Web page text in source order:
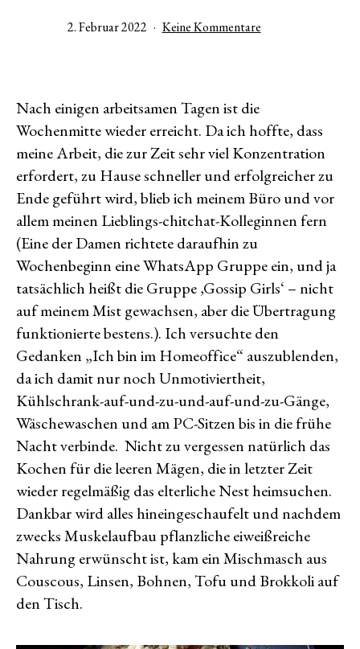
Veröffentlicht
2. Februar 2022 Keine Kommentarezu
Nach einigen arbeitsamen Tagen ist die
Wochenmitte wieder erreicht. Da ich hoffte, dass
meine Arbeit, die zur Zeit sehr viel Konzentration
erfordert, zu Hause schneller und erfolgreicher zu
Ende geführt wird, blieb ich meinem Büro und vor
allem meinen Lieblings-chitchat-Kolleginnen fern
(Eine der Damen richtete daraufhin zu
Wochenbeginn eine WhatsApp Gruppe ein, und ja
tatsächlich heißt die Gruppe ‚Gossip Girls‘ – nicht
auf meinem Mist gewachsen, aber die Übertragung
funktionierte bestens.). Ich versuchte den
Gedanken „Ich bin im Homeoffice“ auszublenden,
da ich damit nur noch Unmotiviertheit,
Kühlschrank-auf-und-zu-und-auf-und-zu-Gänge,
Wäschewaschen und am PC-Sitzen bis in die frühe
Nacht verbinde. Nicht zu vergessen natürlich das
Kochen für die leeren Mägen, die in letzter Zeit
wieder regelmäßig das elterliche Nest heimsuchen.
Dankbar wird alles hineingeschaufelt und nachdem
zwecks Muskelaufbau pflanzliche eiweißreiche
Nahrung erwünscht ist, kam ein Mischmasch aus
Couscous, Linsen, Bohnen, Tofu und Brokkoli auf
den Tisch.